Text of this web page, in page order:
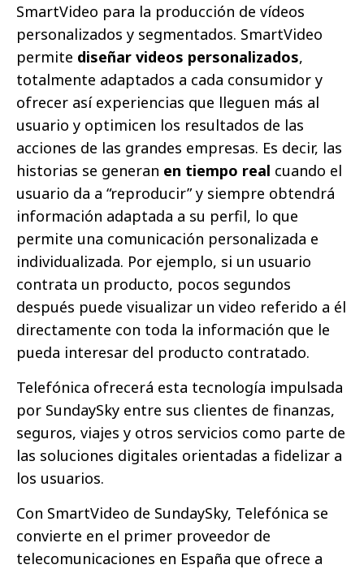
SmartVideo para la producción de vídeos
personalizados y segmentados. SmartVideo
permite diseñar videos personalizados,
totalmente adaptados a cada consumidor y
ofrecer así experiencias que lleguen más al
usuario y optimicen los resultados de las
acciones de las grandes empresas. Es decir, las
historias se generan en tiempo real cuando el
usuario da a “reproducir” y siempre obtendrá
información adaptada a su perfil, lo que
permite una comunicación personalizada e
individualizada. Por ejemplo, si un usuario
contrata un producto, pocos segundos
después puede visualizar un video referido a él
directamente con toda la información que le
pueda interesar del producto contratado.
Telefónica ofrecerá esta tecnología impulsada
por SundaySky entre sus clientes de finanzas,
seguros, viajes y otros servicios como parte de
las soluciones digitales orientadas a fidelizar a
los usuarios.
Con SmartVideo de SundaySky, Telefónica se
convierte en el primer proveedor de
telecomunicaciones en España que ofrece a